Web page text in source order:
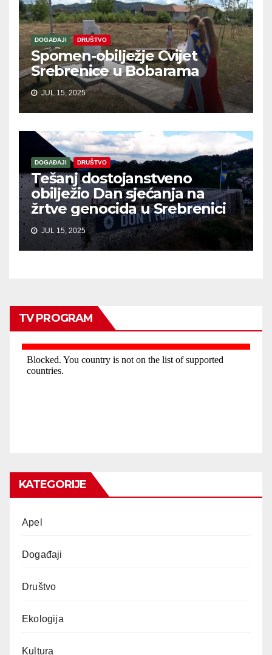
DOGAĐAJI DRUŠTVO
Spomen-obilježje Cvijet
Srebrenice u Bobarama
JUL 15, 2025
DOGAĐAJI DRUŠTVO
Tešanj dostojanstveno
obilježio Dan sjećanja na
žrtve genocida u Srebrenici
JUL 15, 2025
TV PROGRAM
KATEGORIJE
Apel
Događaji
Društvo
Ekologija
Kultura